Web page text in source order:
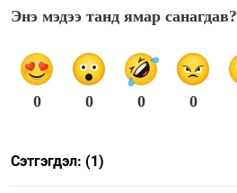
Энэ мэдээ танд ямар санагдав?
0 0 0 0
Сэтгэгдэл: (1)